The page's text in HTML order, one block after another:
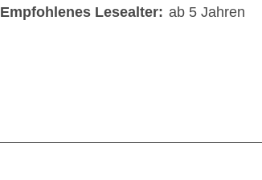
Empfohlenes Lesealter: ab 5 Jahren